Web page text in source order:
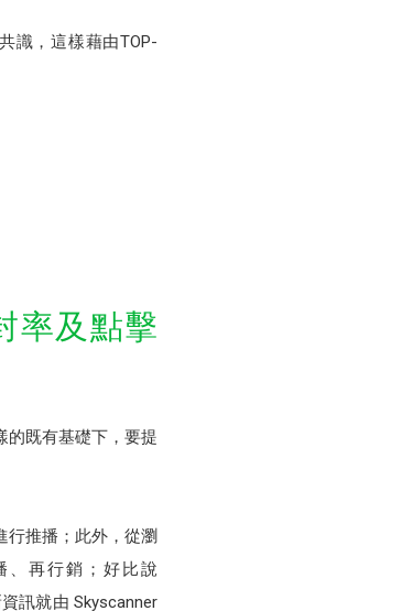
識，這樣藉由TOP-
率及點擊
的既有基礎下，要提
行推播；此外，從瀏
、再行銷；好比說
訊就由 Skyscanner